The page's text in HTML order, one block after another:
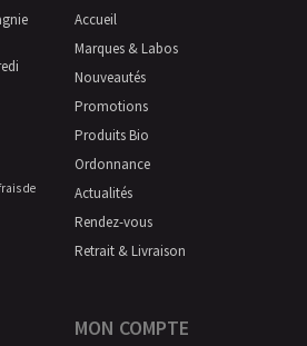
de
Accueil
Marques & Labos
Nouveautés
Promotions
Produits Bio
Ordonnance
Actualités
Rendez-vous
Retrait & Livraison
MON COMPTE